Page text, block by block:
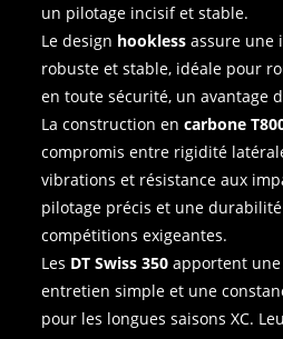
un pilotage incisif et stable.
Le design hookless assure une
robuste et stable, idéale pour
en toute sécurité, un avantage
La construction encarbone
compromis entre rigidité
vibrations et résistance aux
pilotage précis et une
compétitions exigeantes.
Les DT Swiss 350 apportent
entretien simple et une
pour les longues saisons XC.